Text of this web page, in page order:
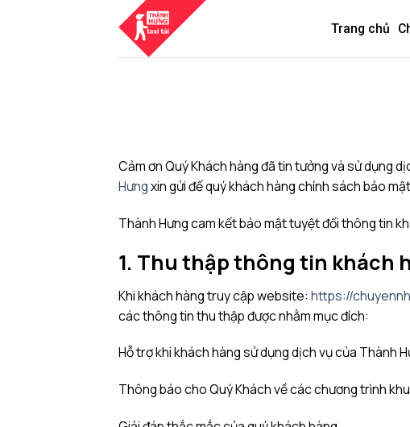
Trang chủ
Cảm ơn Quý Khách hàng đã tin tưởng và sử dụng
Hưngxin gửi đế quý khách hàng chính sách bảo
Thành Hưng cam kết bảo mật tuyệt đối thông tin
1. Thu thập thông tin khách
Khi khách hàng truy cập website: https://
các thông tin thu thập được nhằm mục đích:
Hỗ trợ khi khách hàng sử dụng dịch vụ của Thành
Thông báo cho Quý Khách về các chương trình